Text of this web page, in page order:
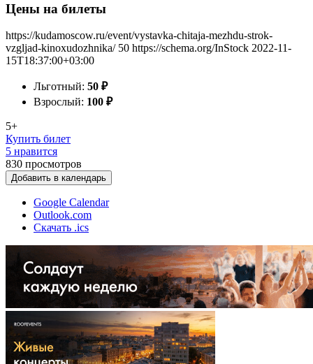
Цены на билеты
https://kudamoscow.ru/event/vystavka-chitaja-mezhdu-strok-
vzgljad-kinoxudozhnika/ 50 https://schema.org/InStock 2022-11-
15T18:37:00+03:00
Льготный: 50 ₽
Взрослый: 100 ₽
5+
Купить билет
5 нравится
830 просмотров
Добавить в календарь
Google Calendar
Outlook.com
Скачать .ics